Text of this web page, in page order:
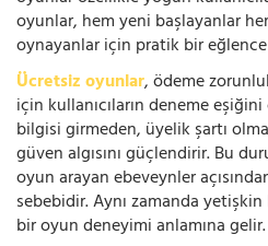
oyunlar, hem yeni başlayanlar
oynayanlar için pratik bir
Ücretsiz oyunlar, ödeme
için kullanıcıların deneme
bilgisi girmeden, üyelik şartı
güven algısını güçlendirir. Bu
oyun arayan ebeveynler
sebebidir. Aynı zamanda
bir oyun deneyimi anlamına